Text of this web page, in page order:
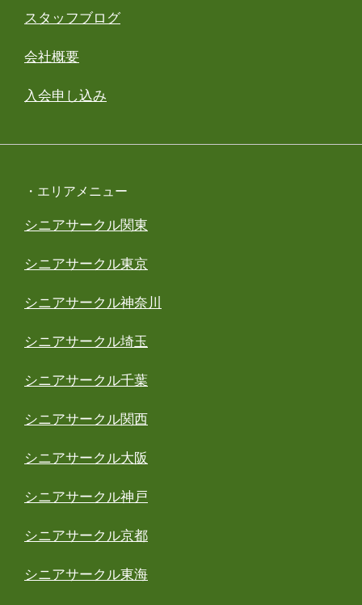
スタッフブログ
会社概要
入会申し込み
・エリアメニュー
シニアサークル関東
シニアサークル東京
シニアサークル神奈川
シニアサークル埼玉
シニアサークル千葉
シニアサークル関西
シニアサークル大阪
シニアサークル神戸
シニアサークル京都
シニアサークル東海